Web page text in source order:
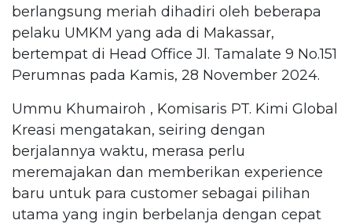
berlangsung meriah dihadiri oleh beberapa
pelaku UMKM yang ada di Makassar,
bertempat di Head Office Jl. Tamalate 9 No.151
Perumnas pada Kamis, 28 November 2024.
Ummu Khumairoh , Komisaris PT. Kimi Global
Kreasi mengatakan, seiring dengan
berjalannya waktu, merasa perlu
meremajakan dan memberikan experience
baru untuk para customer sebagai pilihan
utama yang ingin berbelanja dengan cepat